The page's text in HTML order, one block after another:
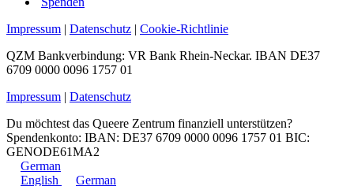
Impressum | Datenschutz | Cookie-Richtlinie
QZM Bankverbindung: VR Bank Rhein-Neckar. IBAN DE37
6709 0000 0096 1757 01
Impressum | Datenschutz
Du möchtest das Queere Zentrum finanziell unterstützen?
Spendenkonto: IBAN: DE37 6709 0000 0096 1757 01 BIC:
GENODE61MA2
German
English
German